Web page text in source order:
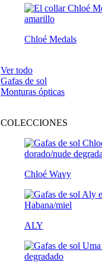
Chloé Medals
Ver todo
Gafas de sol
Monturas ópticas
COLECCIONES
Chloé Wavy
ALY